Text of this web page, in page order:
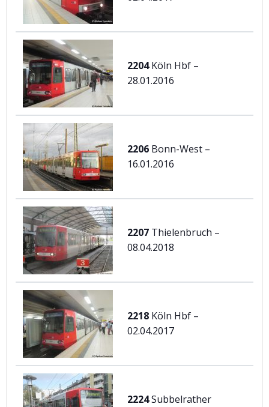
2204Köln Hbf –
28.01.2016
2206 Bonn-West –
16.01.2016
2207 Thielenbruch –
08.04.2018
2218 Köln Hbf –
02.04.2017
2224Subbelrather